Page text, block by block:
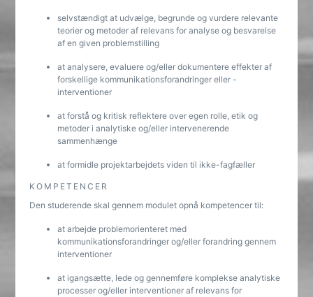
selvstændigt at udvælge, begrunde og vurdere relevante
teorier og metoder af relevans for analyse og besvarelse
af en given problemstilling
at analysere, evaluere og/eller dokumentere effekter af
forskellige kommunikationsforandringer eller -
interventioner
at forstå̊ og kritisk reflektere over egen rolle, etik og
metoder i analytiske og/eller intervenerende
sammenhænge
at formidle projektarbejdets viden til ikke-fagfæller
KOMPETENCER
Den studerende skal gennem modulet opnå kompetencer til:
at arbejde problemorienteret med
kommunikationsforandringer og/eller forandring gennem
interventioner
at igangsætte, lede og gennemføre komplekse analytiske
processer og/eller interventioner af relevans for